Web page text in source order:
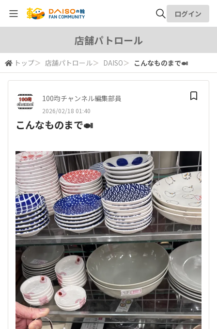
検索
ログイン
店舗パトロール
トップ＞ 店舗パトロール＞ DAISO＞ こんなものまで🍛
100均チャンネル編集部員
2026/02/18 01:40
こんなものまで🍛